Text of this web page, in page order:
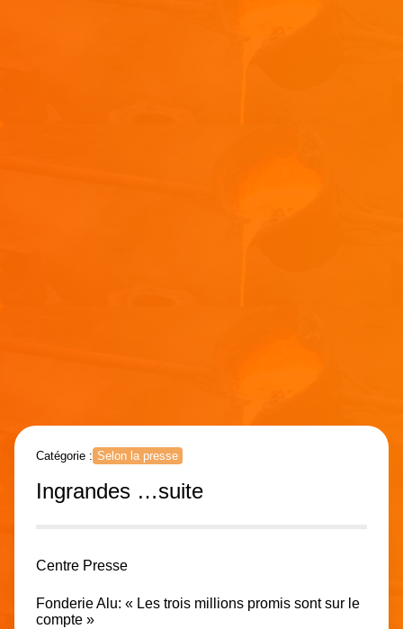
Catégorie : Selon la presse
Ingrandes …suite
Centre Presse
Fonderie Alu: « Les trois millions promis sont sur le
compte »